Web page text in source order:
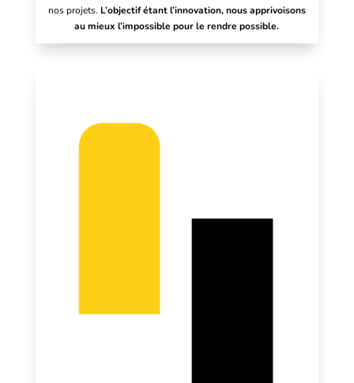
nos projets. L’objectif étant l’innovation, nous apprivoisons
au mieux l’impossible pour le rendre possible.